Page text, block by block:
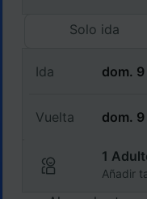
Solo ida
Ida
Vuelta
1
Añadir